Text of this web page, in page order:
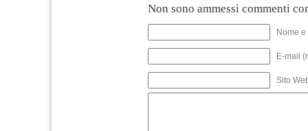
Non sono ammessi commenti
Nome
E-mail
Sito